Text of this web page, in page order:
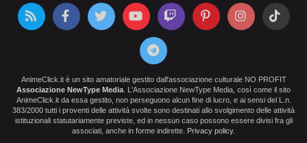
AnimeClick.it è un sito amatoriale gestito dall'associazione culturale NO PROFIT
Associazione NewType Media . L'Associazione NewType Media, così come il sito
AnimeClick.it da essa gestito, non perseguono alcun fine di lucro, e ai sensi del L.n.
383/2000 tutti i proventi delle attività svolte sono destinati allo svolgimento delle attività
istituzionali statutariamente previste, ed in nessun caso possono essere divisi fra gli
associati, anche in forme indirette. Privacy policy.